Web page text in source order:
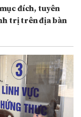
đích, tuyên
trị trên địa bàn